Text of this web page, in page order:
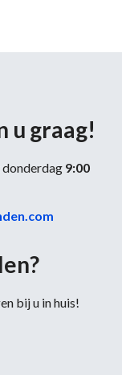
u graag!
9:00
bij u in huis!